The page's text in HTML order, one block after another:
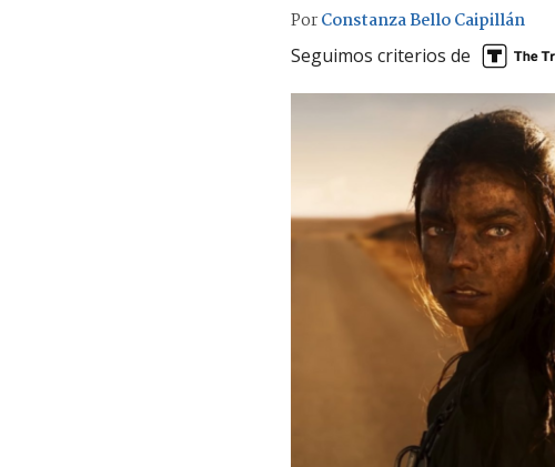
PorConstanza Bello Caipillán
Seguimos criterios de